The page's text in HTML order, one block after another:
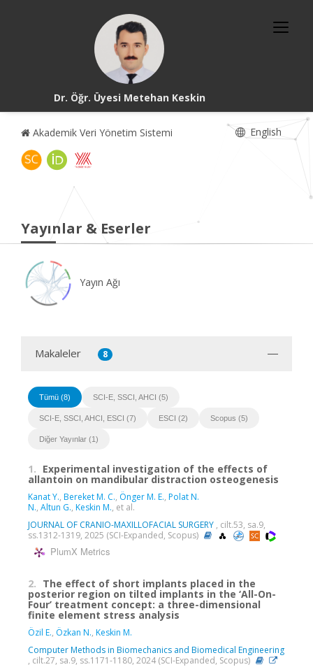
Dr. Öğr. Üyesi Metehan Keskin
Akademik Veri Yönetim Sistemi English
Yayınlar & Eserler
Yayın Ağı
Makaleler 8
Tümü (8) SCI-E, SSCI, AHCI (5)
SCI-E, SSCI, AHCI, ESCI (7) ESCI (2) Scopus (5)
Diğer Yayınlar (1)
1. Experimental investigation of the effects of
allantoin on mandibular distraction osteogenesis
Kanat Y., Bereket M. C., Önger M. E., Polat N.
N., Altun G., Keskin M., et al.
JOURNAL OF CRANIO-MAXILLOFACIAL SURGERY , cilt.53, sa.9,
ss.1312-1319, 2025 (SCI-Expanded, Scopus)
PlumX Metrics
2. The effect of short implants placed in the
posterior region on tilted implants in the ‘All-On-
Four’ treatment concept: a three-dimensional
finite element stress analysis
Özil E., Özkan N., Keskin M.
Computer Methods in Biomechanics and Biomedical Engineering
, cilt.27, sa.9, ss.1171-1180, 2024 (SCI-Expanded, Scopus)